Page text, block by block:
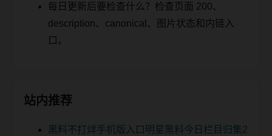
每日更新后要检查什么？检查页面 200、
description、canonical、图片状态和内链入
口。
站内推荐
黑料不打烊手机版入口明星黑料今日栏目归集2